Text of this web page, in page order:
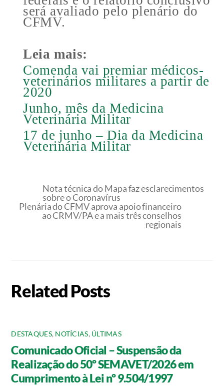
será avaliado pelo plenário do
CFMV.
Leia mais:
Comenda vai premiar médicos-
veterinários militares a partir de
2020
Junho, mês da Medicina
Veterinária Militar
17 de junho – Dia da Medicina
Veterinária Militar
Nota técnica do Mapa faz esclarecimentos
sobre o Coronavírus
Plenária do CFMV aprova apoio financeiro
ao CRMV/PA e a mais três conselhos
regionais
Related Posts
DESTAQUES, NOTÍCIAS, ÚLTIMAS
Comunicado Oficial – Suspensão da
Realização do 50º SEMAVET/2026 em
Cumprimento à Lei nº 9.504/1997